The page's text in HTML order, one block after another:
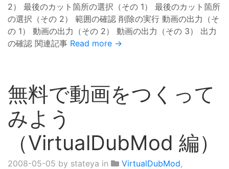
2） 最後のカット箇所の選択（その 1） 最後のカット箇所
の選択（その 2） 範囲の確認 削除の実行 動画の出力（そ
の 1） 動画の出力（その 2） 動画の出力（その 3） 出力
の確認 関連記事 Read more →
無料で動画をつくって
みよう
（VirtualDubMod 編）
2008-05-05 by stateya in VirtualDubMod,